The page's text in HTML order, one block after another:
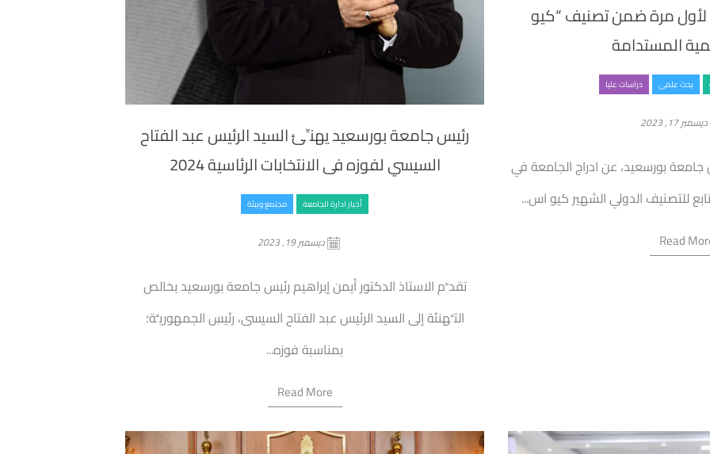
رئيس جامعة بورسعيد يهنِّئ السيد الرئيس عبد الفتاح
السيسي لفوزه فى الانتخابات الرئاسية 2024
أخبار ادارة الجامعة مجتمع وبيئة
ديسمبر 19, 2023
تقدَّم الاستاذ الدكتور أيمن إبراهيم رئيس جامعة بورسعيد بخالص
التَّهنئة إلى السيد الرئيس عبد الفتاح السيسى، رئيسِ الجمهوريَّة؛
بمناسبة فوزه...
Read More
لأول مرة ضمن تصنيف “كيو
المستدامة
بحث علمى دراسات عليا
ديسمبر 17, 2023
جامعة بورسعيد، عن ادراج الجامعة في
للتصنيف الدولي الشهير كيو اس...
Read